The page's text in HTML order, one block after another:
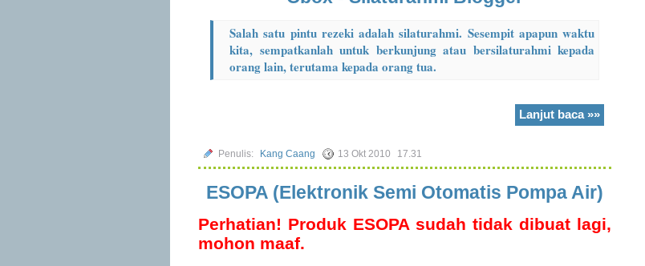
Salah satu pintu rezeki adalah silaturahmi. Sesempit apapun waktu
kita, sempatkanlah untuk berkunjung atau bersilaturahmi kepada
orang lain, terutama kepada orang tua.
Lanjut baca »»
Penulis: Kang Caang 13 Okt 2010 17.31
ESOPA (Elektronik Semi Otomatis Pompa Air)
Perhatian! Produk ESOPA sudah tidak dibuat lagi,
mohon maaf.